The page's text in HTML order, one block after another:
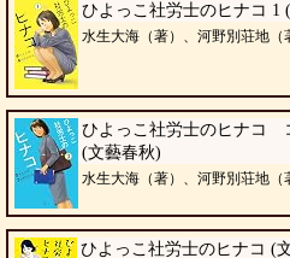
ひよっこ社労士のヒナコ 1
水生大海（著）、河野別荘地（
ひよっこ社労士のヒナコ
(文藝春秋)
水生大海（著）、河野別荘地（
ひよっこ社労士のヒナコ (